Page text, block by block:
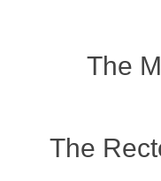
The
The